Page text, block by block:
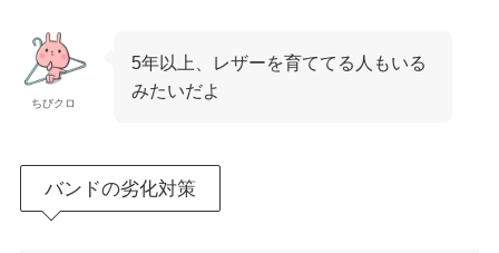
ちびクロ
5年以上、レザーを育ててる人もいる
みたいだよ
バンドの劣化対策